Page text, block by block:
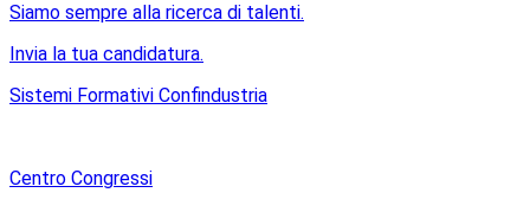
Siamo sempre alla ricerca di talenti.
Invia la tua candidatura.
Sistemi Formativi Confindustria
Centro Congressi